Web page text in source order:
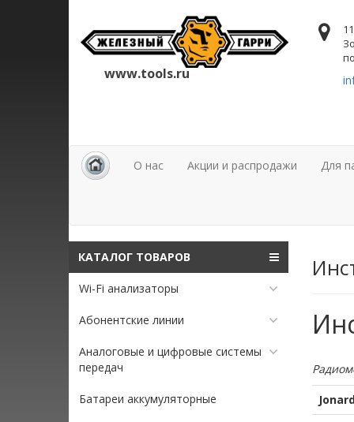
www.tools.ru
О нас Акции и распродажи Для
КАТАЛОГ ТОВАРОВ
Wi-Fi анализаторы
Абонентские линии
Аналоговые и цифровые системы
передач
Батареи аккумуляторные